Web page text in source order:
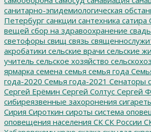
санитарно-эпидемиологическая
Петербург санкции сантехника сатира
вещей сбор на здравоохранение
светофоры свищ связь
акробатики сельские врачи сельские
учитель сельское хозяйство
ярмарка семена семья семья года
года-2020 Семья года-2021 Сенаторы
Сергей Ерёмин Сергей Солтус Сергей
сибиреязвенные захоронения
Сирия Сироткин сироты система
оповещения населения СК СК России